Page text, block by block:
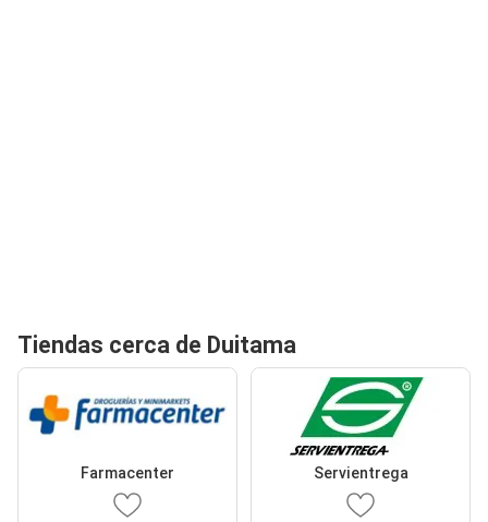
Tiendas cerca de Duitama
Farmacenter Servientrega